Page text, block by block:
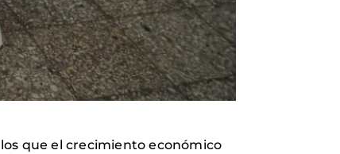
que el crecimiento económico